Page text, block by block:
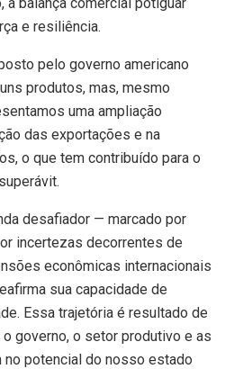
e resiliência.
pelo governo americano
produtos, mas, mesmo
uma ampliação
das exportações e na
o que tem contribuído para o
desafiador — marcado por
incertezas decorrentes de
econômicas internacionais
sua capacidade de
Essa trajetória é resultado de
governo, o setor produtivo e as
potencial do nosso estado